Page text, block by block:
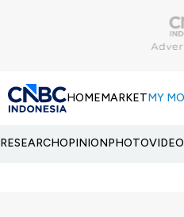
HOMEMARKETMY
RESEARCHOPINIONPHOTOVIDEO